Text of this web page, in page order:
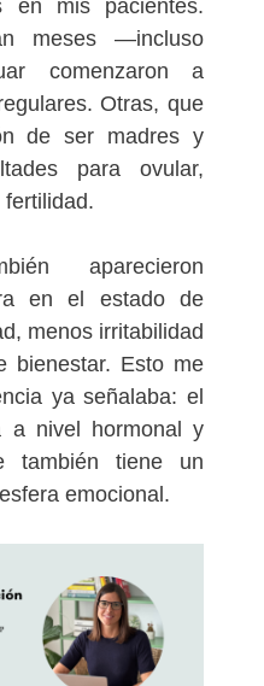
en mis pacientes.
meses —incluso
comenzaron a
Otras, que
de ser madres y
para ovular,
aparecieron
en el estado de
menos irritabilidad
bienestar. Esto me
ya señalaba: el
a nivel hormonal y
también tiene un
emocional.